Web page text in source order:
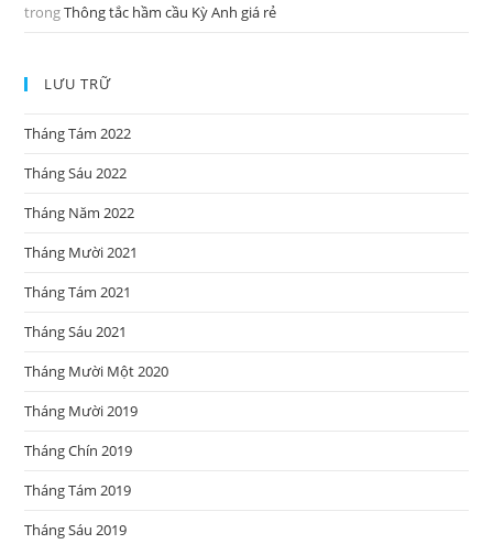
trongThông tắc hầm cầu Kỳ Anh giá rẻ
LƯU TRỮ
Tháng Tám 2022
Tháng Sáu 2022
Tháng Năm 2022
Tháng Mười 2021
Tháng Tám 2021
Tháng Sáu 2021
Tháng Mười Một 2020
Tháng Mười 2019
Tháng Chín 2019
Tháng Tám 2019
Tháng Sáu 2019